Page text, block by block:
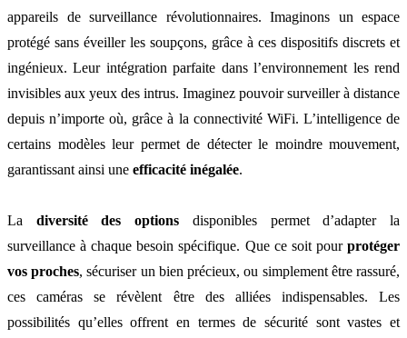
appareils de surveillance révolutionnaires. Imaginons un espace
protégé sans éveiller les soupçons, grâce à ces dispositifs discrets et
ingénieux. Leur intégration parfaite dans l’environnement les rend
invisibles aux yeux des intrus. Imaginez pouvoir surveiller à distance
depuis n’importe où, grâce à la connectivité WiFi. L’intelligence de
certains modèles leur permet de détecter le moindre mouvement,
garantissant ainsi une efficacité inégalée.
La diversité des options disponibles permet d’adapter la
surveillance à chaque besoin spécifique. Que ce soit pour protéger
vos proches, sécuriser un bien précieux, ou simplement être rassuré,
ces caméras se révèlent être des alliées indispensables. Les
possibilités qu’elles offrent en termes de sécurité sont vastes et